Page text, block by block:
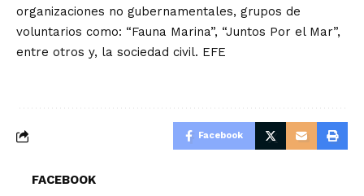
organizaciones no gubernamentales, grupos de
voluntarios como: “Fauna Marina”, “Juntos Por el Mar”,
entre otros y, la sociedad civil. EFE
Facebook
FACEBOOK